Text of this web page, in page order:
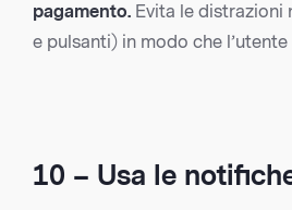
pagamento. Evita le distrazioni
e pulsanti) in modo che
10 – Usa le